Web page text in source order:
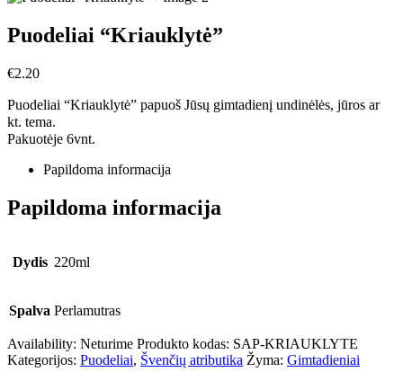
Puodeliai “Kriauklytė”
€2.20
Puodeliai “Kriauklytė” papuoš Jūsų gimtadienį undinėlės, jūros ar
kt. tema.
Pakuotėje 6vnt.
Papildoma informacija
Papildoma informacija
Dydis 220ml
Spalva Perlamutras
Availability: Neturime Produkto kodas: SAP-KRIAUKLYTE
Kategorijos: Puodeliai, Švenčių atributika Žyma: Gimtadieniai